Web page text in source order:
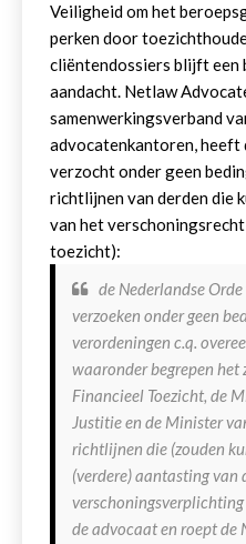
Veiligheid om het
perken door
cliëntendossiers blijft een
aandacht. Netlaw
samenwerkingsverband
advocatenkantoren, heeft
verzocht onder geen
richtlijnen van derden die
van het
toezicht):
de Nederlandse
verzoeken onder geen
verordeningen c.q.
waaronder begrepen het
Financieel Toezicht, de
Justitie en de Minister
richtlijnen die (zouden
(verdere) aantasting van
de advocaat en roept de